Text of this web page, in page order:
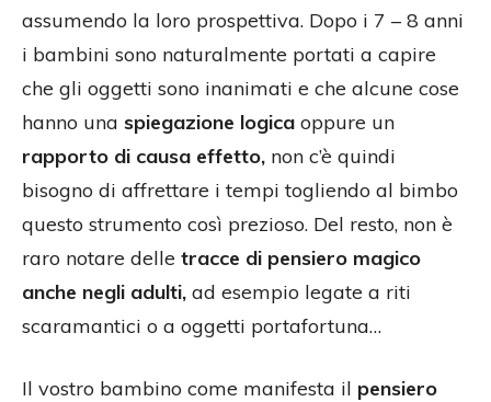
assumendo la loro prospettiva. Dopo i 7 – 8 anni
i bambini sono naturalmente portati a capire
che gli oggetti sono inanimati e che alcune cose
hanno una spiegazione logica oppure un
rapporto di causa effetto, non c’è quindi
bisogno di affrettare i tempi togliendo al bimbo
questo strumento così prezioso. Del resto, non è
raro notare delle tracce di pensiero magico
anche negli adulti, ad esempio legate a riti
scaramantici o a oggetti portafortuna…
Il vostro bambino come manifesta il pensiero